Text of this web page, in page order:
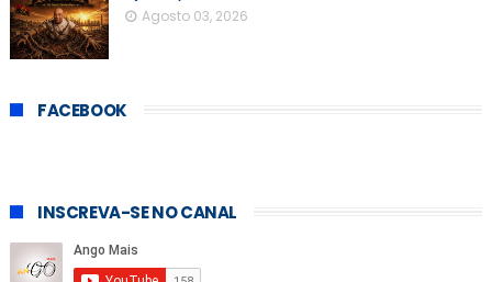
Agosto 03, 2026
FACEBOOK
INSCREVA-SE NO CANAL